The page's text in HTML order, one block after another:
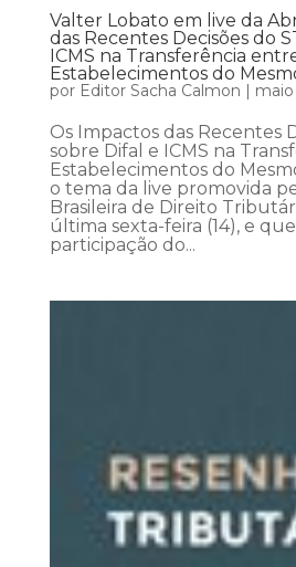
Valter Lobato em live da
das Recentes Decisões do
ICMS na Transferência
Estabelecimentos do
por Editor Sacha Calmon | maio
Os Impactos das Recentes
sobre Difal e ICMS na
Estabelecimentos do
o tema da live promovida
Brasileira de Direito
última sexta-feira (14), e
participação do...